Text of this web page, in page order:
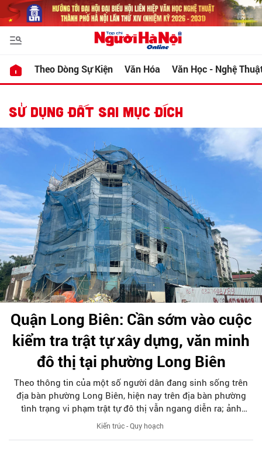
Theo Dòng Sự Kiện Văn Hóa Văn Học - Nghệ
SỬ DỤNG ĐẤT SAI MỤC ĐÍCH
Quận Long Biên: Cần sớm vào cuộc
kiểm tra trật tự xây dựng, văn minh
đô thị tại phường Long Biên
Theo thông tin của một số người dân đang sinh sống trên
địa bàn phường Long Biên, hiện nay trên địa bàn phường
tình trạng vi phạm trật tự đô thị vẫn ngang diễn ra; ảnh
hưởng lớn đến đời sống người dân cũng như nếp sống văn
minh thanh lịch trên địa bàn phường.
Kiến trúc - Quy hoạch